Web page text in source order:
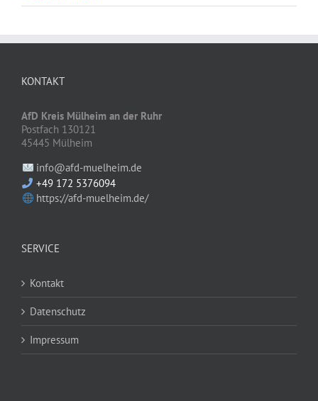
KONTAKT
AfD Kreis Mülheim an der Ruhr
Postfach 130121
45445 Mülheim
info@afd-muelheim.de
+49 172 5376094
https://afd-muelheim.de/
SERVICE
Kontakt
Datenschutz
Impressum